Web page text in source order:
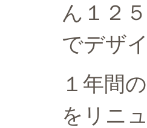
ん１２
でデザ
１年間
をリニ